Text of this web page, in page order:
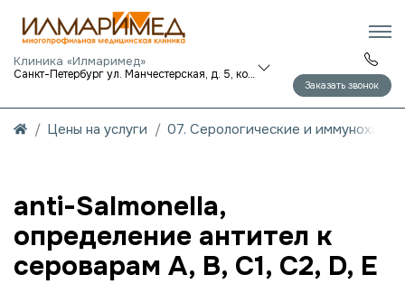
Клиника «Илмаримед»
Санкт-Петербург ул. Манчестерская, д. 5, корп. 1
Заказать звонок
Цены на услуги 07. Серологические и
anti-Salmonella,
определение антител к
сероварам A, B, C1, C2, D, E